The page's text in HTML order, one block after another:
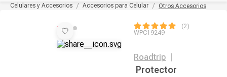
Celulares y Accesorios Accesorios para Celular Otros Accesorios
2
WPC19249
Roadtrip
Protector